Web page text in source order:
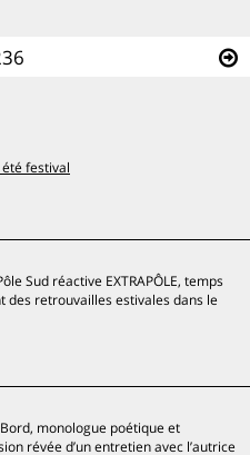
été festival
Sud réactive EXTRAPÔLE, temps
des retrouvailles estivales dans le
monologue poétique et
révée d’un entretien avec l’autrice